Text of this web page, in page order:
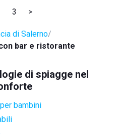
3 >
di Salerno
bar e ristorante
di spiagge nel
bambini